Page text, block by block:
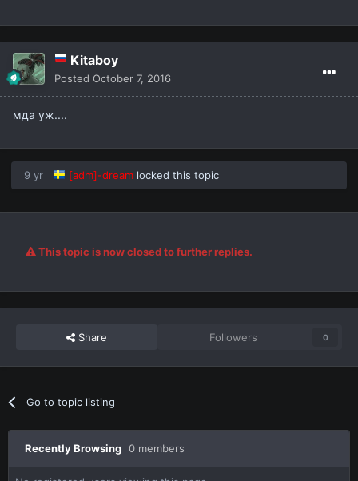
Kitaboy
Posted October 7, 2016
мда уж....
9 yr [adm]-dream locked this topic
This topic is now closed to further replies.
Share Followers 0
Go to topic listing
Recently Browsing 0 members